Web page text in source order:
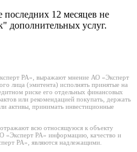
12 месяцев не
услуг.
РА», выражают мнение АО «Эксперт
лица (эмитента) исполнять принятые на
риске его отдельных финансовых
или рекомендацией покупать, держать
активы, принимать инвестиционные
всю относящуюся к объекту
«Эксперт РА» информацию, качество и
РА», являются надлежащими.